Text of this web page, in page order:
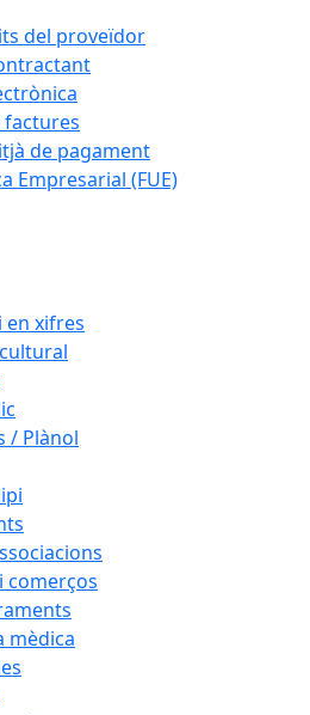
del proveïdor
factures
de pagament
Empresarial (FUE)
en xifres
/ Plànol
comerços
mèdica